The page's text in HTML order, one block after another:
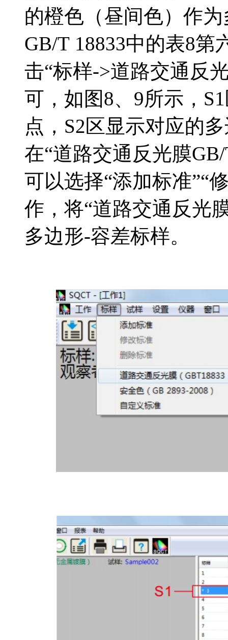
的橙色（昼间色）作
GB/T 18833中的表8第
击“标样->道路交通反
可，如图8、9所示，
点，S2区显示对应的
在“道路交通反光膜
可以选择“添加标准”“
作，将“道路交通反光
多边形-容差标样。